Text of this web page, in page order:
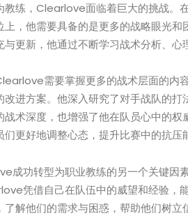
教练，Clearlove面临着巨大的挑战。
上，他需要具备的是更多的战略眼光
与更新，他通过不断学习战术分析、
需要掌握更多的战术层面的内
进方案。他深入研究了对手战队的打
战术深度，也增强了他在队员心中的
更好地调整心态，提升比赛中的抗压
成功转型为职业教练的另一个关键因
凭借自己在队伍中的威望和经验，
了解他们的需求与困惑，帮助他们树